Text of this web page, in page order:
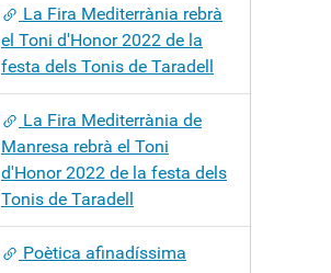
La Fira Mediterrània rebrà
el Toni d'Honor 2022 de la
festa dels Tonis de Taradell
La Fira Mediterrània de
Manresa rebrà el Toni
d'Honor 2022 de la festa dels
Tonis de Taradell
Poètica afinadíssima